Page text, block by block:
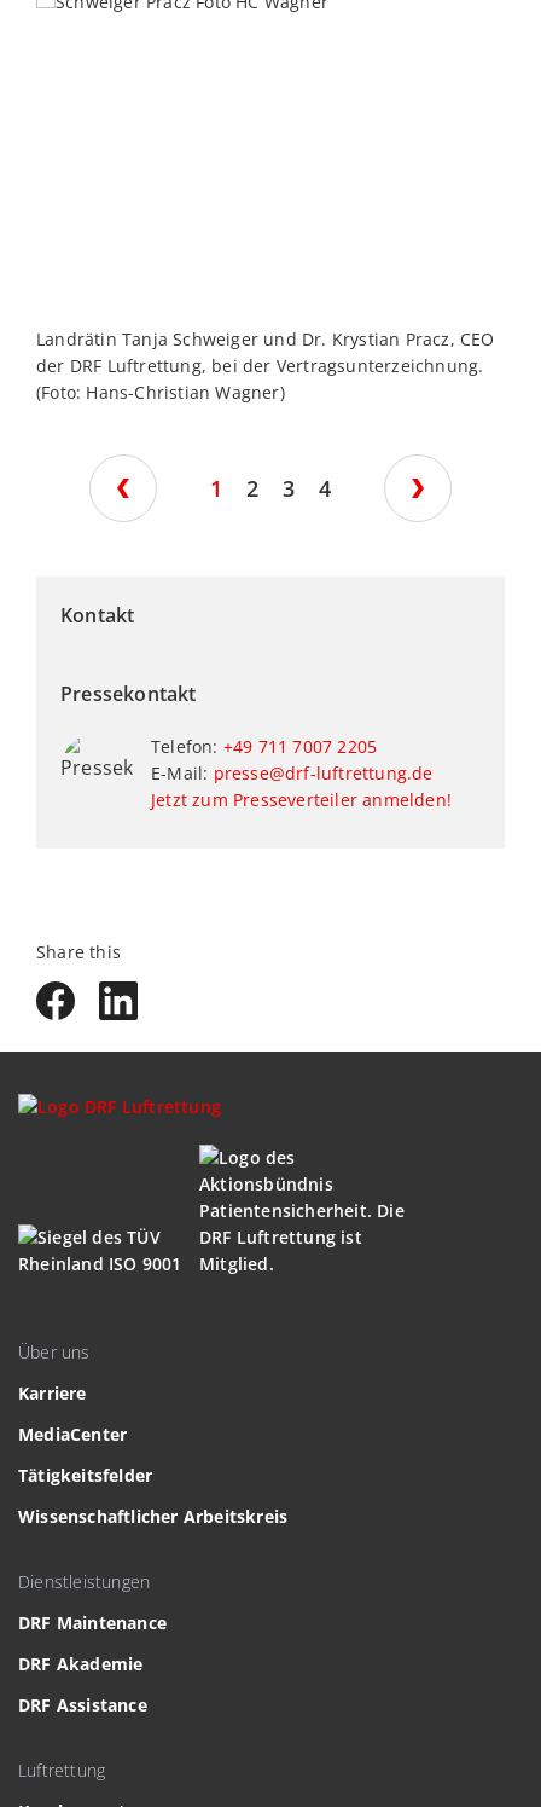
Landrätin Tanja Schweiger und Dr. Krystian Pracz, CEO
der DRF Luftrettung, bei der Vertragsunterzeichnung.
(Foto: Hans-Christian Wagner)
1 2 3 4
Kontakt
Pressekontakt
Telefon: +49 711 7007 2205
E-Mail: presse@drf-luftrettung.de
Jetzt zum Presseverteiler anmelden!
Share this
Über uns
Karriere
MediaCenter
Tätigkeitsfelder
Wissenschaftlicher Arbeitskreis
Dienstleistungen
DRF Maintenance
DRF Akademie
DRF Assistance
Luftrettung